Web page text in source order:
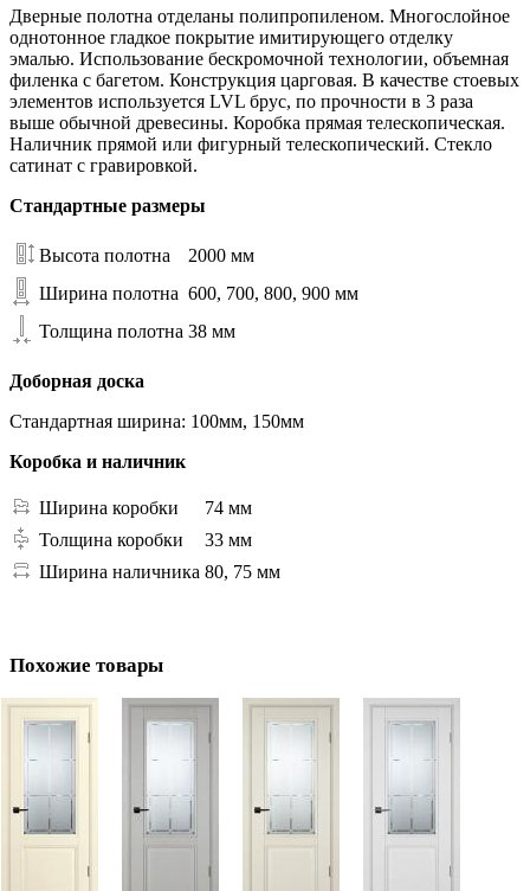
Дверные полотна отделаны полипропиленом. Многослойное
однотонное гладкое покрытие имитирующего отделку
эмалью. Использование бескромочной технологии, объемная
филенка с багетом. Конструкция царговая. В качестве стоевых
элементов используется LVL брус, по прочности в 3 раза
выше обычной древесины. Коробка прямая телескопическая.
Наличник прямой или фигурный телескопический. Стекло
сатинат с гравировкой.
Стандартные размеры
Высота полотна
2000 мм
Ширина полотна 600, 700, 800, 900 мм
Толщина полотна 38 мм
Доборная доска
Стандартная ширина: 100мм, 150мм
Коробка и наличник
Ширина коробки
74 мм
Толщина коробки
33 мм
Ширина наличника 80, 75 мм
Похожие товары